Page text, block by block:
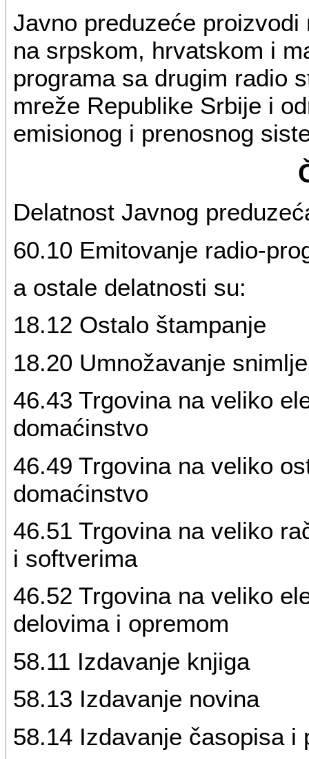
Javno preduzeće
na srpskom, hrvatskom i
programa sa drugim radio
mreže Republike Srbije i
emisionog i prenosnog
Delatnost Javnog
60.10 Emitovanje radio-
a ostale delatnosti su:
18.12 Ostalo štampanje
18.20 Umnožavanje
46.43 Trgovina na veliko
domaćinstvo
46.49 Trgovina na veliko
domaćinstvo
46.51 Trgovina na veliko
i softverima
46.52 Trgovina na veliko
delovima i opremom
58.11 Izdavanje knjiga
58.13 Izdavanje novina
58.14 Izdavanje časopisa i